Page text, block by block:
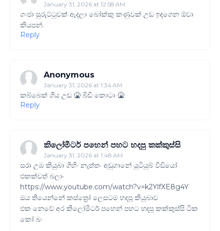
January 31, 2026 at 12:58 AM
ගංජා සුරුට්ටුවක් ඇදලා බෝක්කු කණුවක් උඩ ඉඳගෙන ඕවා
කියපන්.
Reply
Anonymous
January 31, 2026 at 1:34 AM
කබ්බෙක් ගිය උඩ 🤮 බීඩි කොටා 🤮
Reply
කිලෝමීටර් පහෙන් පහට හදපු කක්කුස්සි
January 31, 2026 at 1:48 AM
සරා උඹ කියුබා ගිහිං නැත්තං අඩුගානේ යූටියුබ් වීඩියෝ
එකක්වත් බලාං
https://www.youtube.com/watch?v=k2YlfXE8g4Y
ඔය තියෙන්නේ කස්ත්‍රෝ ලෙසටම හදපු කියුබාව
එක නෙවේ අර කිලෝමීටර් පහෙන් පහට හදපු කක්කුස්සි ටික
කෝ බං